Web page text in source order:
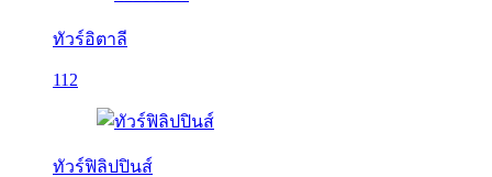
ทัวร์อิตาลี
112
ทัวร์ฟิลิปปินส์